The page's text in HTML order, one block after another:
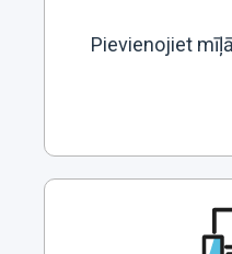
Pievienojiet